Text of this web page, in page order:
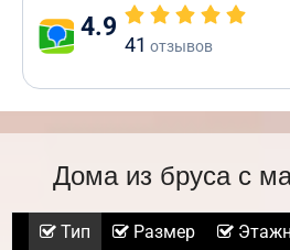
4.9
41 отзывов
Дома из бруса с
Тип Размер